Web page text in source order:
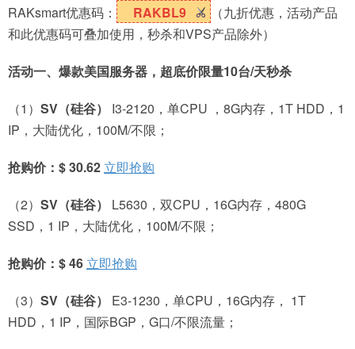
RAKsmart优惠码： RAKBL9
（九折优惠，活动产品
和此优惠码可叠加使用，秒杀和VPS产品除外）
活动一、爆款美国服务器，超底价限量10台/天秒杀
（1） SV （硅谷）
I3-2120，单CPU ，8G内存，1T HDD，1
IP，大陆优化，100M/不限；
抢购价：$ 30.62 立即抢购
（2） SV （硅谷）
L5630，双CPU，16G内存，480G
SSD，1 IP，大陆优化，100M/不限；
抢购价：$ 46 立即抢购
（3） SV （硅谷）
E3-1230，单CPU，16G内存， 1T
HDD，1 IP，国际BGP，G口/不限流量；